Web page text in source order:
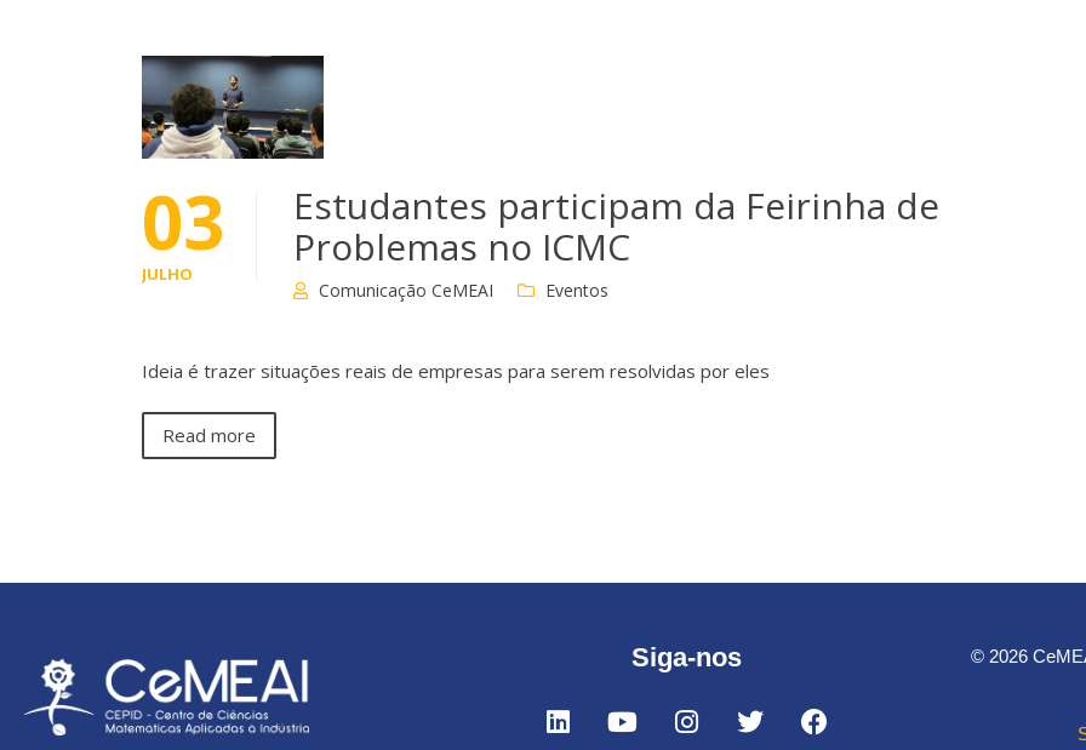
03
JULHO
Estudantes participam da Feirinha de
Problemas no ICMC
Comunicação CeMEAI Eventos
Ideia é trazer situações reais de empresas para serem resolvidas por eles
Read more
Siga-nos © 2026